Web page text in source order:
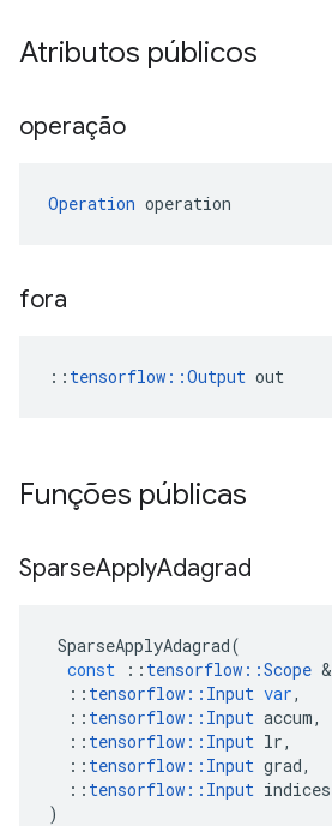
Atributos públicos
operação
Operation operation
fora
:: tensorflow::Output out
Funções públicas
SparseApplyAdagrad
SparseApplyAdagrad(
const
:: tensorflow ::Scope &
:: tensorflow :: Input var,
:: tensorflow :: Input accum,
:: tensorflow :: Input lr,
:: tensorflow :: Input grad,
:: tensorflow :: Input indices
)